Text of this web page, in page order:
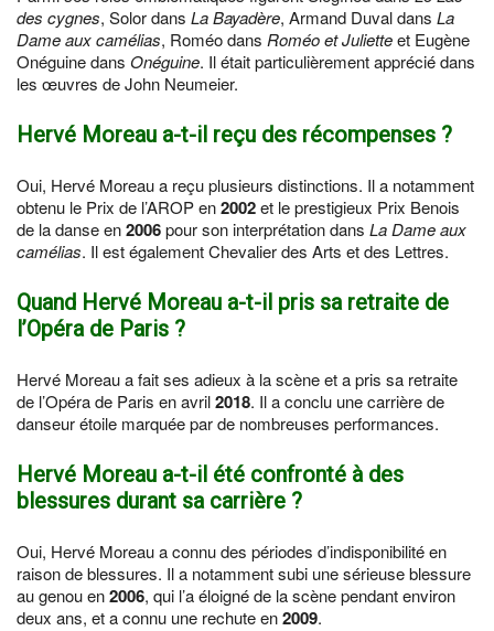
des cygnes, Solor dans La Bayadère, Armand Duval dans La
Dame aux camélias, Roméo dans Roméo et Julietteet Eugène
Onéguine dans Onéguine. Il était particulièrement apprécié dans
les œuvres de John Neumeier.
Hervé Moreau a-t-il reçu des récompenses ?
Oui, Hervé Moreau a reçu plusieurs distinctions. Il a notamment
obtenu le Prix de l’AROP en2002et le prestigieux Prix Benois
de la danse en2006pour son interprétation dans La Dame aux
camélias. Il est également Chevalier des Arts et des Lettres.
Quand Hervé Moreau a-t-il pris sa retraite de
l’Opéra de Paris ?
Hervé Moreau a fait ses adieux à la scène et a pris sa retraite
de l’Opéra de Paris en avril2018. Il a conclu une carrière de
danseur étoile marquée par de nombreuses performances.
Hervé Moreau a-t-il été confronté à des
blessures durant sa carrière ?
Oui, Hervé Moreau a connu des périodes d’indisponibilité en
raison de blessures. Il a notamment subi une sérieuse blessure
au genou en2006, qui l’a éloigné de la scène pendant environ
deux ans, et a connu une rechute en2009.